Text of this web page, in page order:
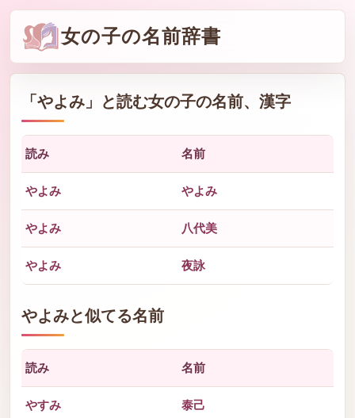
女の子の名前辞書
「やよみ 」と読む女の子の名前、漢字
読み 名前
やよみ やよみ
やよみ 八代美
やよみ 夜詠
やよみと似てる名前
読み 名前
やすみ 泰己